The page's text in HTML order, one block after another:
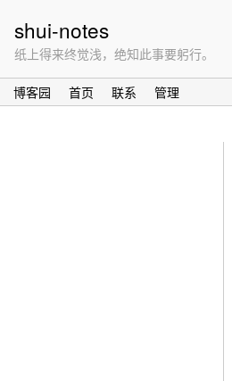
shui-notes
纸上得来终觉浅，绝知此事要躬行。
博客园 首页 联系 管理